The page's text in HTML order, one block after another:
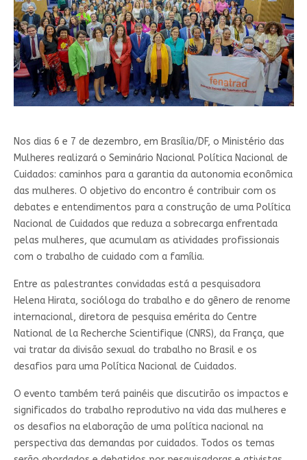
Nos dias 6 e 7 de dezembro, em Brasília/DF, o Ministério das
Mulheres realizará o Seminário Nacional Política Nacional de
Cuidados: caminhos para a garantia da autonomia econômica
das mulheres. O objetivo do encontro é contribuir com os
debates e entendimentos para a construção de uma Política
Nacional de Cuidados que reduza a sobrecarga enfrentada
pelas mulheres, que acumulam as atividades profissionais
com o trabalho de cuidado com a família.
Entre as palestrantes convidadas está a pesquisadora
Helena Hirata, socióloga do trabalho e do gênero de renome
internacional, diretora de pesquisa emérita do Centre
National de la Recherche Scientifique (CNRS), da França, que
vai tratar da divisão sexual do trabalho no Brasil e os
desafios para uma Política Nacional de Cuidados.
O evento também terá painéis que discutirão os impactos e
significados do trabalho reprodutivo na vida das mulheres e
os desafios na elaboração de uma política nacional na
perspectiva das demandas por cuidados. Todos os temas